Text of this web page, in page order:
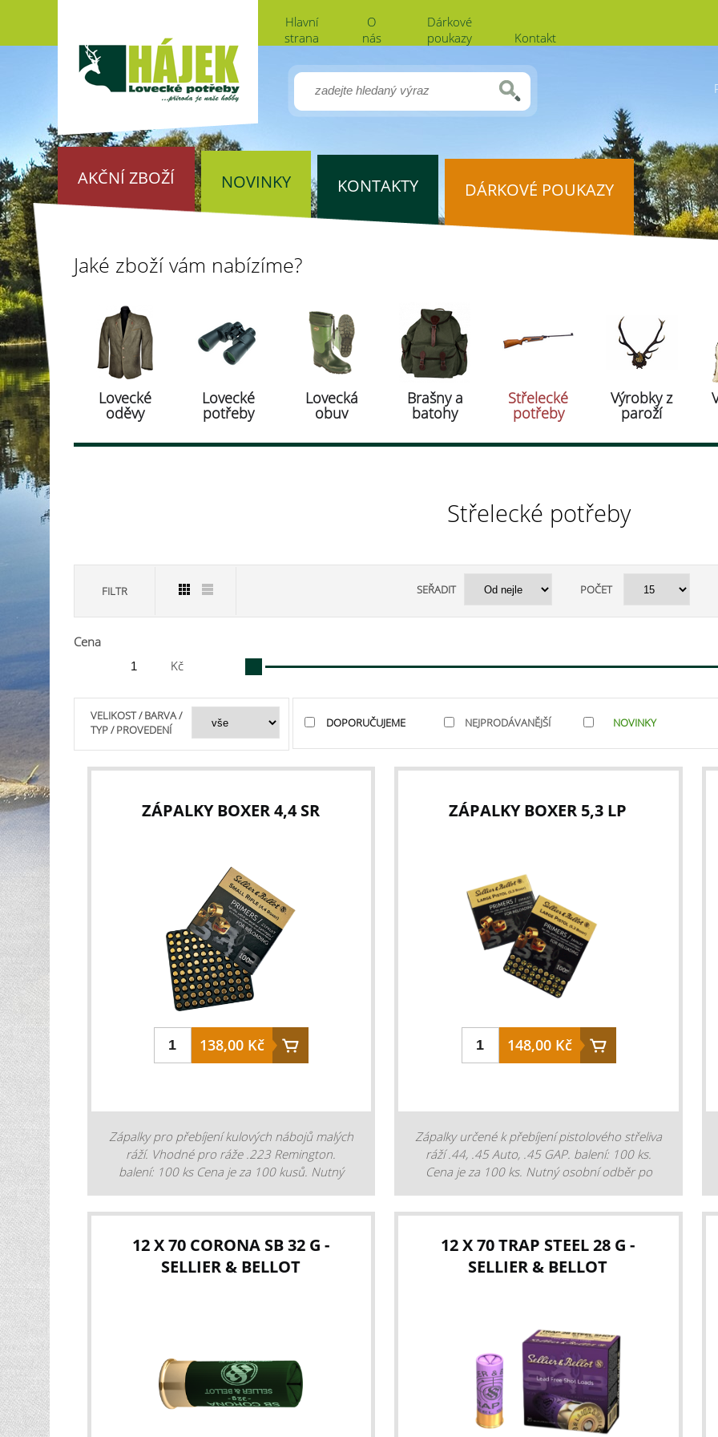
Hlavní
strana
O
nás
Dárkové
poukazy
Kontakt
AKČNÍ ZBOŽÍ NOVINKY KONTAKTY DÁRKOVÉ POUKAZY
Jaké zboží vám nabízíme?
Lovecké
oděvy
Lovecké
potřeby
Lovecká
obuv
Brašny a
batohy
Střelecké
potřeby
Výrobky z
paroží
Střelecké potřeby
FILTR SEŘADIT POČET
Cena
Kč
VELIKOST / BARVA /
TYP / PROVEDENÍ
DOPORUČUJEME NEJPRODÁVANĚJŠÍ NOVINKY
ZÁPALKY BOXER 4,4 SR
138,00 Kč
Zápalky pro přebíjení kulových nábojů malých
ráží. Vhodné pro ráže .223 Remington.
balení: 100 ks Cena je za 100 kusů. Nutný
ZÁPALKY BOXER 5,3 LP
148,00 Kč
Zápalky určené k přebíjení pistolového střeliva
ráží .44, .45 Auto, .45 GAP. balení: 100 ks.
Cena je za 100 ks. Nutný osobní odběr po
12 X 70 CORONA SB 32 G -
SELLIER & BELLOT
12 X 70 TRAP STEEL 28 G -
SELLIER & BELLOT